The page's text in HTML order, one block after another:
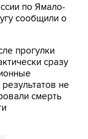
прогулки
не
смерть